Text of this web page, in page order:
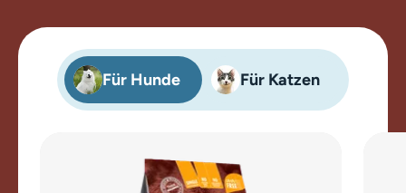
Für Hunde Für Katzen